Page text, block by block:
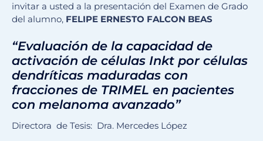
invitar a usted a la presentación del Examen de Grado
del alumno, FELIPE ERNESTO FALCON BEAS
“Evaluación de la capacidad de
activación de células Inkt por células
dendríticas maduradas con
fracciones de TRIMEL en pacientes
con melanoma avanzado”
Directora de Tesis: Dra. Mercedes López